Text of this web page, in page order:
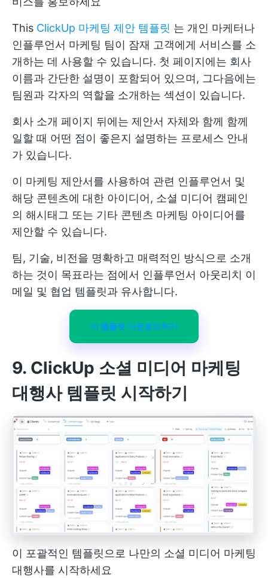
This ClickUp 마케팅 제안 템플릿 는 개인 마케터나
인플루언서 마케팅 팀이 잠재 고객에게 서비스를 소
개하는 데 사용할 수 있습니다. 첫 페이지에는 회사
이름과 간단한 설명이 포함되어 있으며, 그다음에는
팀원과 각자의 역할을 소개하는 섹션이 있습니다.
회사 소개 페이지 뒤에는 제안서 자체와 함께 함께
일할 때 어떤 점이 좋은지 설명하는 프로세스 안내
가 있습니다.
이 마케팅 제안서를 사용하여 관련 인플루언서 및
해당 콘텐츠에 대한 아이디어, 소셜 미디어 캠페인
의 해시태그 또는 기타 콘텐츠 마케팅 아이디어를
제안할 수 있습니다.
팀, 기술, 비전을 명확하고 매력적인 방식으로 소개
하는 것이 목표라는 점에서 인플루언서 아웃리치 이
메일 및 협업 템플릿과 유사합니다.
이 템플릿 다운로드하기
9. ClickUp 소셜 미디어 마케팅
대행사 템플릿 시작하기
이 포괄적인 템플릿으로 나만의 소셜 미디어 마케팅
대행사를 시작하세요